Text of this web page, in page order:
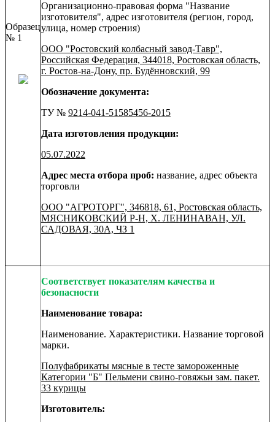
Образец
№ 1
Организационно-правовая форма "Название
изготовителя", адрес изготовителя (регион, город,
улица, номер строения)
ООО "Ростовский колбасный завод-Тавр",
Российская Федерация, 344018, Ростовская область,
г. Ростов-на-Дону, пр. Будённовский, 99
Обозначение документа:
ТУ № 9214-041-51585456-2015
Дата изготовления продукции:
05.07.2022
Адрес места отбора проб: название, адрес объекта
торговли
ООО "АГРОТОРГ", 346818, 61, Ростовская область,
МЯСНИКОВСКИЙ Р-Н, Х. ЛЕНИНАВАН, УЛ.
САДОВАЯ, 30А, ЧЗ 1
Соответствует показателям качества и
безопасности
Наименование товара:
Наименование. Характеристики. Название торговой
марки.
Полуфабрикаты мясные в тесте замороженные
Категории "Б" Пельмени свино-говяжьи зам. пакет.
33 курицы
Изготовитель: